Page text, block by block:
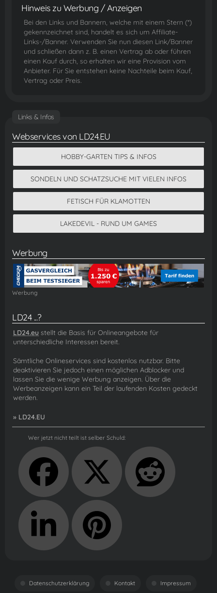
Hinweis zu Werbung / Anzeigen
Bei den Links und Bannern, welche mit einem Stern (*)
gekennzeichnet sind, handelt es sich um Affiliate-
Links-/Banner. Verwenden Sie nun diesen Link/Banner
und schließen dann z. B. einen Vertrag ab oder führen
einen Kauf durch, so erhalten wir eine Provision vom
Anbieter. Für Sie entstehen keine Nachteile beim Kauf,
Vertrag oder Preis.
Links & Infos
Webservices von LD24.EU
HOBBY-GARTEN TIPS & INFOS
SONDELN UND SCHATZSUCHE MIT VIELEN INFOS
FETISCH FÜR KLAMOTTEN
LAKEDEVIL - RUND UM GAMES
Werbung
Werbung
LD24 ...?
LD24.eu stellt die Basis für Onlineangebote für
unterschiedliche Interessen bereit.
Sämtliche Onlineservices sind kostenlos nutzbar. Bitte
deaktivieren Sie jedoch einen möglichen Adblocker und
lassen Sie die wenige Werbung anzeigen. Über die
Werbeanzeigen kann ein Teil der laufenden Kosten gedeckt
werden.
» LD24.EU
Wer jetzt nicht teilt ist selber Schuld:
Datenschutzerklärung Kontakt Impressum